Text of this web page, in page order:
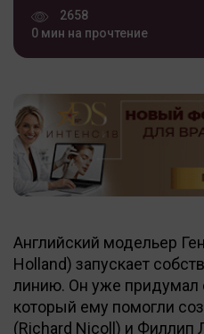
2658
0 мин на прочтение
Английский модельер
Holland) запускает
линию. Он уже придумал
который ему помогли
(Richard Nicoll) и Филлип